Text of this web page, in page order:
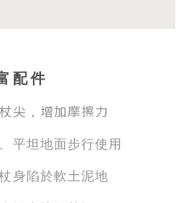
配件
尖 ， 增加摩擦力
平坦地面步行使用
身陷於軟土泥地